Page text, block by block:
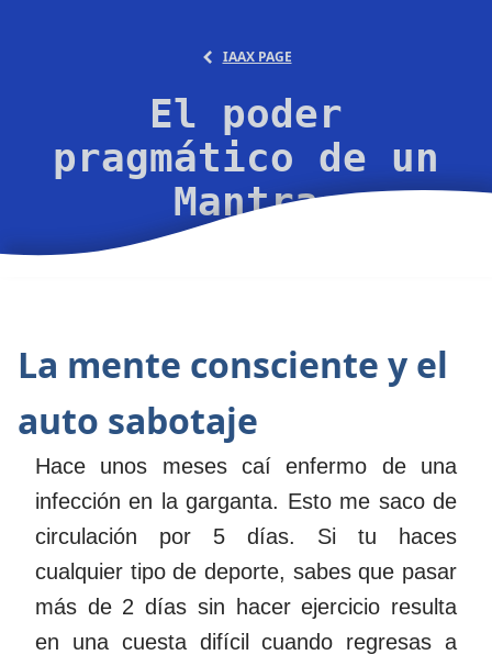
IAAX PAGE
El poder
pragmático de un
Mantra
La mente consciente y el
auto sabotaje
Hace unos meses caí enfermo de una
infección en la garganta. Esto me saco de
circulación por 5 días. Si tu haces
cualquier tipo de deporte, sabes que pasar
más de 2 días sin hacer ejercicio resulta
en una cuesta difícil cuando regresas a